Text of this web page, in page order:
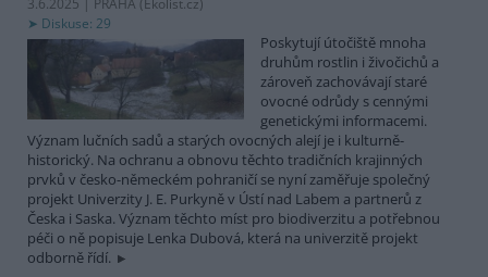
3.6.2025 | PRAHA (Ekolist.cz)
Diskuse: 29
Poskytují útočiště mnoha
druhům rostlin i živočichů a
zároveň zachovávají staré
ovocné odrůdy s cennými
genetickými informacemi.
Význam lučních sadů a starých ovocných alejí je i kulturně-
historický. Na ochranu a obnovu těchto tradičních krajinných
prvků v česko-německém pohraničí se nyní zaměřuje společný
projekt Univerzity J. E. Purkyně v Ústí nad Labem a partnerů z
Česka i Saska. Význam těchto míst pro biodiverzitu a potřebnou
péči o ně popisuje Lenka Dubová, která na univerzitě projekt
odborně řídí.